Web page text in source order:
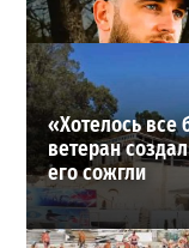
27-07-2026 в 11:19
ВИБОР РЕДАКЦИИ
«Хотелось все
ветеран
его сожгли